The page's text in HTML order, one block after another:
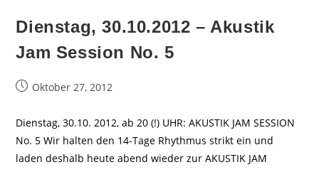
Dienstag, 30.10.2012 – Akustik
Jam Session No. 5
BeitragOktober 27, 2012
Dienstag, 30.10. 2012, ab 20 (!) UHR: AKUSTIK JAM SESSION
No. 5 Wir halten den 14-Tage Rhythmus strikt ein und
laden deshalb heute abend wieder zur AKUSTIK JAM